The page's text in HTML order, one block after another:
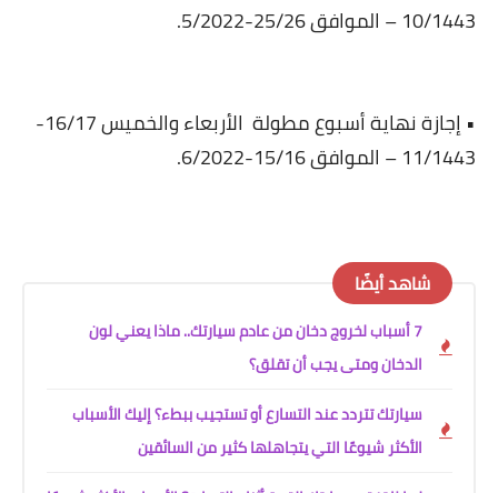
10/1443 – الموافق 25/26-5/2022.
• إجازة نهاية أسبوع مطولة
الأربعاء والخميس 16/17-
11/1443 – الموافق 15/16-6/2022.
شاهد أيضًا
7 أسباب لخروج دخان من عادم سيارتك.. ماذا يعني لون
الدخان ومتى يجب أن تقلق؟
سيارتك تتردد عند التسارع أو تستجيب ببطء؟ إليك الأسباب
الأكثر شيوعًا التي يتجاهلها كثير من السائقين